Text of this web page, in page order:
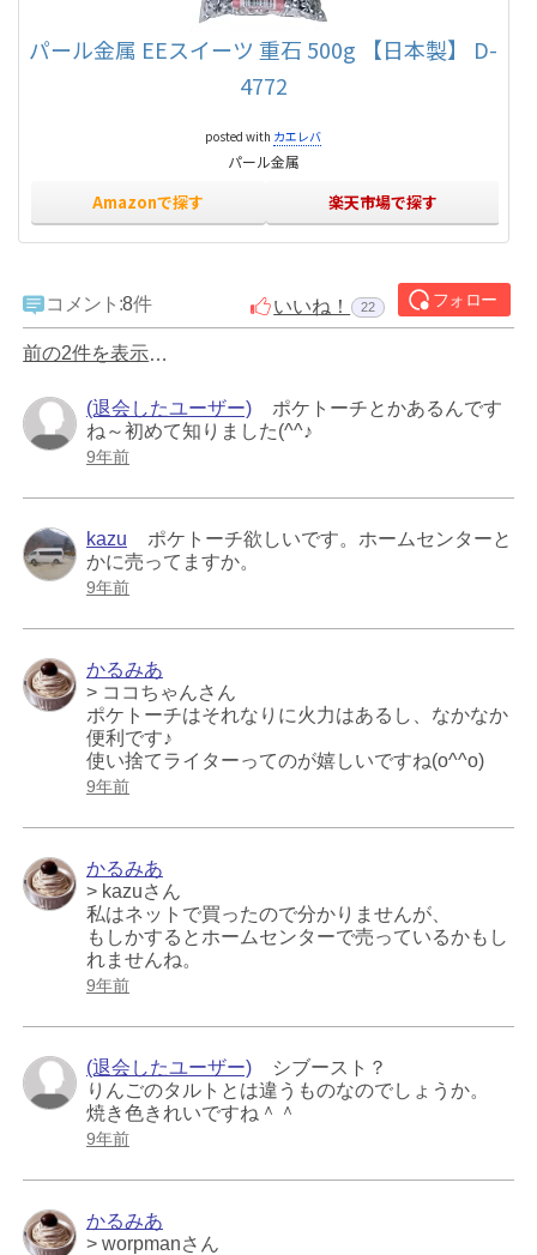
パール金属 EEスイーツ 重石 500g 【日本製】 D-
4772
posted with カエレバ
パール金属
Amazonで探す 楽天市場で探す